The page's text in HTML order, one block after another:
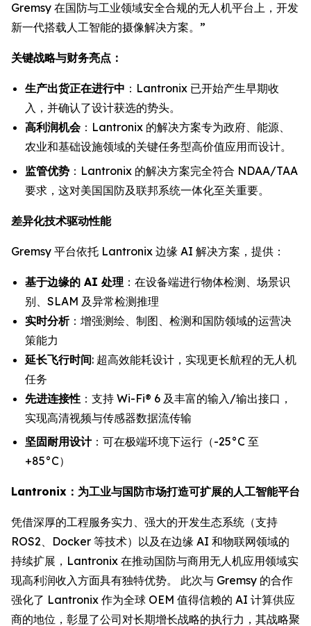
Gremsy 在国防与工业领域安全合规的无人机平台上，开发
新一代搭载人工智能的摄像解决方案。”
关键战略与财务亮点：
生产出货正在进行中 ：Lantronix 已开始产生早期收
入，并确认了设计获选的势头。
高利润机会：Lantronix 的解决方案专为政府、能源、
农业和基础设施领域的关键任务型高价值应用而设计。
监管优势 ：Lantronix 的解决方案完全符合 NDAA/TAA
要求，这对美国国防及联邦系统一体化至关重要。
差异化技术驱动性能
Gremsy 平台依托 Lantronix 边缘 AI 解决方案，提供：
基于边缘的 AI 处理 ：在设备端进行物体检测、场景识
别、SLAM 及异常检测推理
实时分析：增强测绘、制图、检测和国防领域的运营决
策能力
延长飞行时间: 超高效能耗设计，实现更长航程的无人机
任务
先进连接性 ：支持 Wi-Fi® 6 及丰富的输入/输出接口，
实现高清视频与传感器数据流传输
坚固耐用设计：可在极端环境下运行（-25°C 至
+85°C）
Lantronix：为工业与国防市场打造可扩展的人工智能平台
凭借深厚的工程服务实力、强大的开发生态系统（支持
ROS2、Docker 等技术）以及在边缘 AI 和物联网领域的
持续扩展，Lantronix 在推动国防与商用无人机应用领域实
现高利润收入方面具有独特优势。 此次与 Gremsy 的合作
强化了 Lantronix 作为全球 OEM 值得信赖的 AI 计算供应
商的地位，彰显了公司对长期增长战略的执行力，其战略聚